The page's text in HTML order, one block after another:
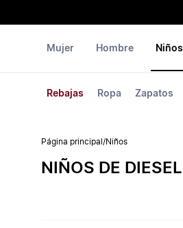
Mujer Hombre Niños
Rebajas Ropa Zapatos
Página principal /Niños
NIÑOS DE DIESEL